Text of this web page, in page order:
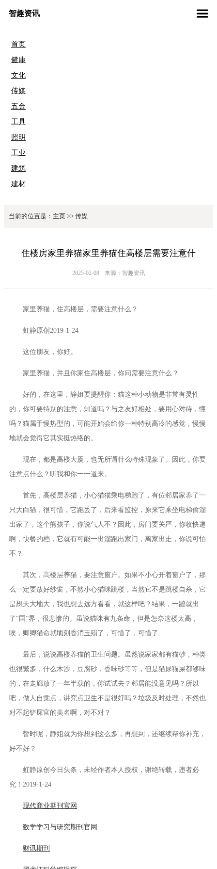
智趣资讯
首页
健康
文化
传媒
五金
工具
照明
工业
建筑
建材
当前的位置是： 主页 >> 传媒
住楼房家里养猫家里养猫住高楼层需要注意什
2025-02-08 来源：智趣资讯
家里养猫，住高楼层，需要注意什么？
虹静原创2019-1-24
这位朋友，你好。
家里养猫，并且你家住高楼层，你问需要注意什么？
好的，在这里，静姐要提醒你：猫这种小动物是非常有灵性
的，你可要特别的注意，知道吗？与之友好相处，要用心对待，懂
吗？猫属于慢热型的，可能开始会给你一种特别高冷的感觉，慢慢
地就会觉得它其实挺热络的。
现在，都是高楼大厦，也无所谓什么特殊现象了。因此，你要
注意点什么？听我和你一一道来。
首先，高楼层养猫，小心猫猫乘电梯跑了，有位邻居家养了一
只大白猫，很可惜，它跑丢了，后来看监控，原来它乘坐电梯偷溜
出家了，这个熊孩子，你说气人不？因此，房门要关严，你收快递
啊，快餐的档，它就有可能一出溜跑出家门，离家出走，你说可怕
不？
其次，高楼层养猫，要注意窗户。如果不小心开着窗户了，那
么一定要放好纱窗，不然小心猫咪跳楼，当然它不是跳楼自杀，它
是想天大地大，我也想去远方看看，就这样吧？结果，一蹦就出
了“国”界，很悲惨的。虽说猫咪有九条命，但是怎奈这楼太高，
唉，卿卿猫命就顷刻香消玉殒了，可惜了，可惜了……
最后，说说高楼养猫的卫生问题。虽然说家家都有猫砂，种类
也很繁多，什么木沙，豆腐砂，香味砂等等，但是猫尿猫屎都够味
的，在走廊放了一年半载的，你试试去？邻居能没意见吗？所以
吧，做人自觉点，讲究点卫生不是很好吗？垃圾及时处理，不然也
对不起铲屎官的美名啊，对不对？
暂时呢，静姐就为你想到这么多，再想到，还继续帮你补充，
好不好？
虹静原创今日头条，未经作者本人授权，谢绝转载，违者必
究！2019-1-24
现代商业期刊官网
数学学习与研究期刊官网
财讯期刊